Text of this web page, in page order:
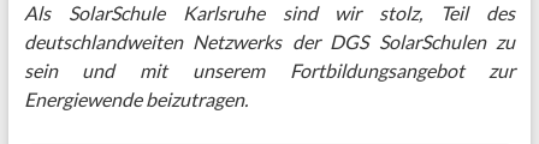
Als SolarSchule Karlsruhe sind wir stolz, Teil des
deutschlandweiten Netzwerks der DGS SolarSchulen zu
sein und mit unserem Fortbildungsangebot zur
Energiewende beizutragen.